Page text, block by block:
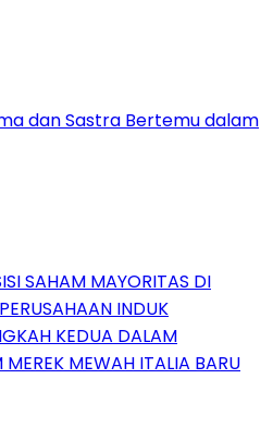
dan Sastra Bertemu dalam
SAHAM MAYORITAS DI
INDUK
KEDUA DALAM
MEWAH ITALIA BARU